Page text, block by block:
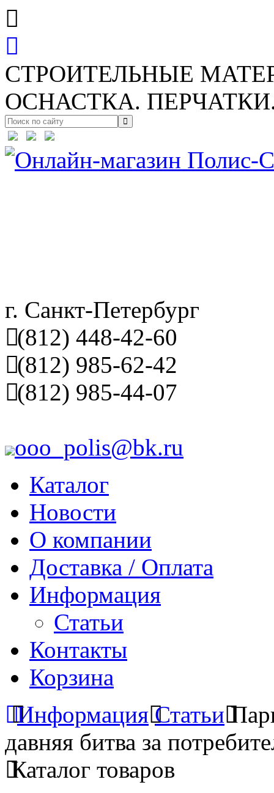
СТРОИТЕЛЬНЫЕ
ОСНАСТКА.
г. Санкт-Петербург
(812) 448-42-60
(812) 985-62-42
(812) 985-44-07
ooo_polis@bk.ru
Каталог
Новости
О компании
Доставка / Оплата
Информация
Статьи
Контакты
Корзина
Информация Статьи
давняя битва за
Каталог товаров